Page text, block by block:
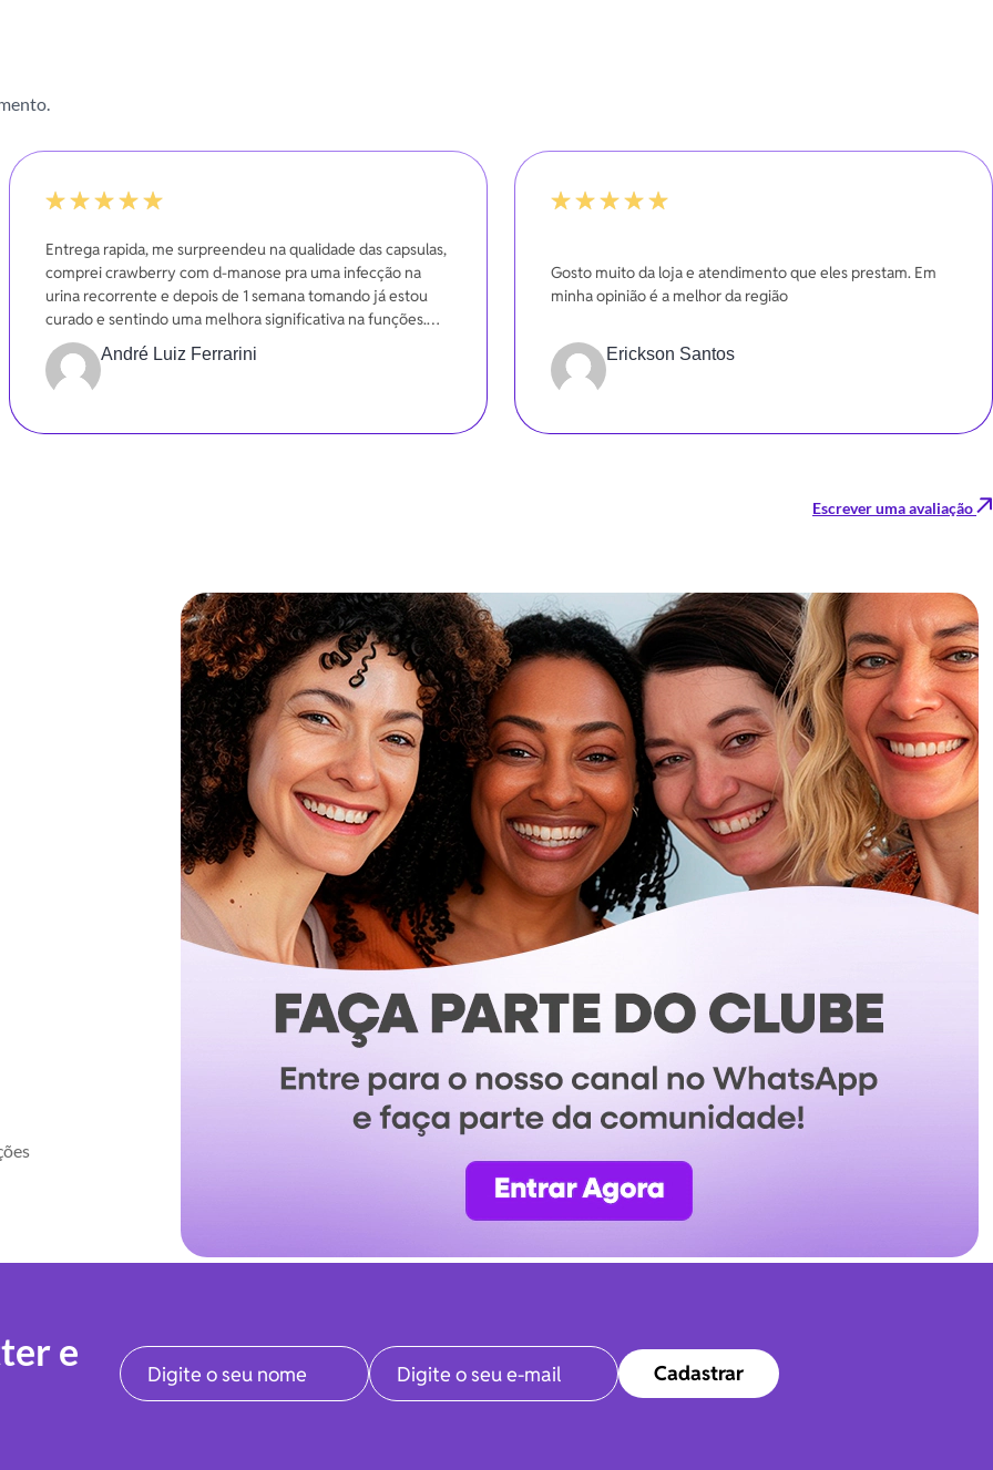
Entrega rapida, me surpreendeu na qualidade das capsulas,
comprei crawberry com d-manose pra uma infecção na
urina recorrente e depois de 1 semana tomando já estou
curado e sentindo uma melhora significativa na funções.
Gratidão
André Luiz Ferrarini
Gosto muito da loja e atendimento que eles prestam. Em
minha opinião é a melhor da região
Erickson Santos
Escrever uma avaliação
e
Cadastrar